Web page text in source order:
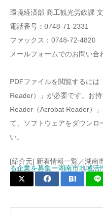
環境経済部 商工観光労政課
電話番号：0748-71-2331
ファックス：0748-72-4820
メールフォームでのお問い合
PDFファイルを閲覧するに
Reader）」が必要です。お
Reader（Acrobat Reader）
て、ソフトウェアをダウンロ
い。
[紹介元] 新着情報一覧／湖南
る企業を募集ー湖南市地域活